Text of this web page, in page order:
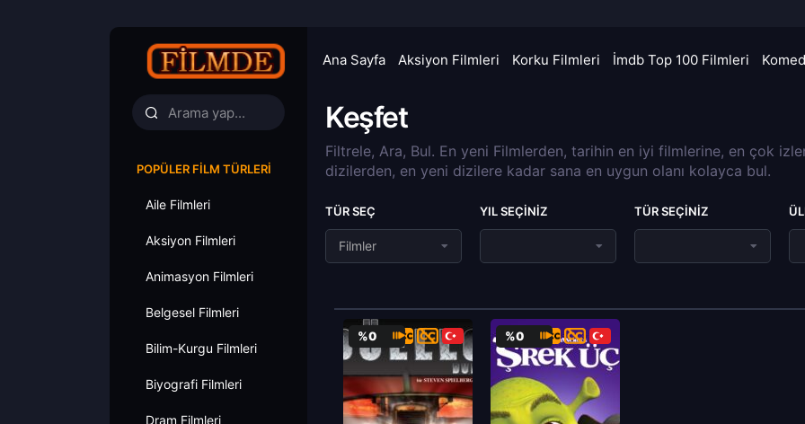
Ana Sayfa Aksiyon Filmleri Korku Filmleri İmdb Top 100 Filmleri
POPÜLER FILM TÜRLERI
Aile Filmleri
Aksiyon Filmleri
Animasyon Filmleri
Belgesel Filmleri
Bilim-Kurgu Filmleri
Biyografi Filmleri
Dram Filmleri
Keşfet
Filtrele, Ara, Bul. En yeni Filmlerden, tarihin en iyi filmlerine, en çok
dizilerden, en yeni dizilere kadar sana en uygun olanı kolayca bul.
TÜR SEÇ
Filmler
YIL SEÇINIZ TÜR SEÇINIZ
%0 %0